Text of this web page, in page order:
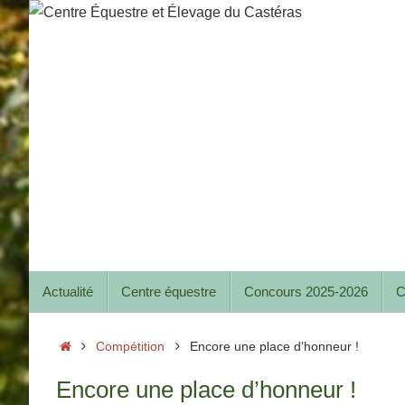
Passer
au
contenu
au
contenu
Actualité Centre équestre Concours 2025-2026
AccueilCompétition Encore une place d’honneur !
Encore une place d’honneur !